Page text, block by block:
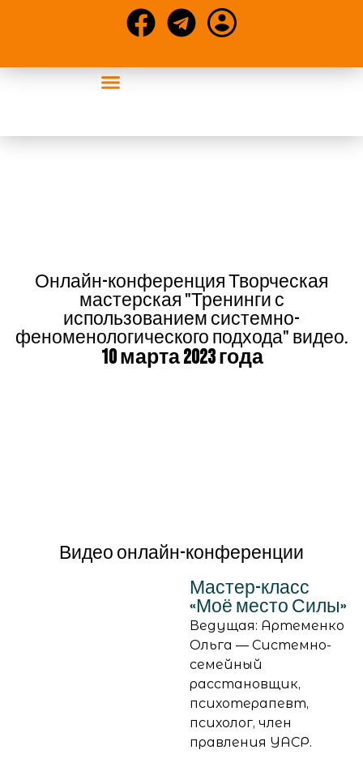
Онлайн-конференция Творческая
мастерская "Тренинги с
использованием системно-
феноменологического подхода" видео.
10 марта 2023 года
Видео онлайн-конференции
Мастер-класс
«Моё место Силы»
Ведущая: Артеменко
Ольга — Системно-
семейный
расстановщик,
психотерапевт,
психолог, член
правления УАСР.